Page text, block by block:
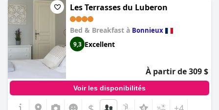
Les Terrasses du Luberon
Bed & Breakfast à Bonnieux
9,3 Excellent
À partir de 309 $
Voir les disponibilités